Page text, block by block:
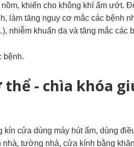
khiến cho không khí ẩm ướt.
làm tăng nguy cơ mắc các bệnh
nhiễm khuẩn da và tăng mắc các
bệnh.
thể - chìa khóa
cửa dùng máy hút ẩm, dùng
nhà, tường nhà, cửa kính bằng